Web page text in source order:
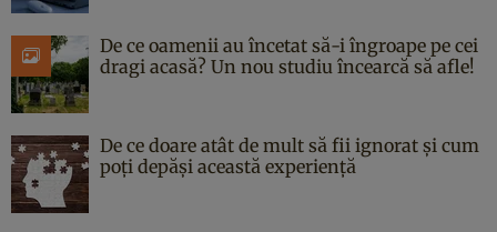
De ce oamenii au încetat să-i îngroape pe cei
dragi acasă? Un nou studiu încearcă să afle!
De ce doare atât de mult să fii ignorat și cum
poți depăși această experiență